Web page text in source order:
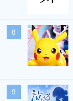
8
9